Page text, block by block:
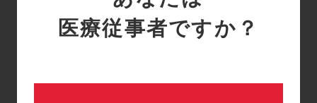
医療従事者ですか？
第6回Cardinal Health
NICU Webinar
～PIカテーテルの固定、ど